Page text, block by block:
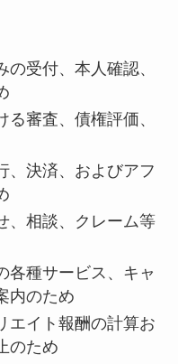
受付、本人確認、
審査、債権評価、
、決済、およびアフ
、相談、クレーム等
各種サービス、キャ
内のため
エイト報酬の計算お
のため